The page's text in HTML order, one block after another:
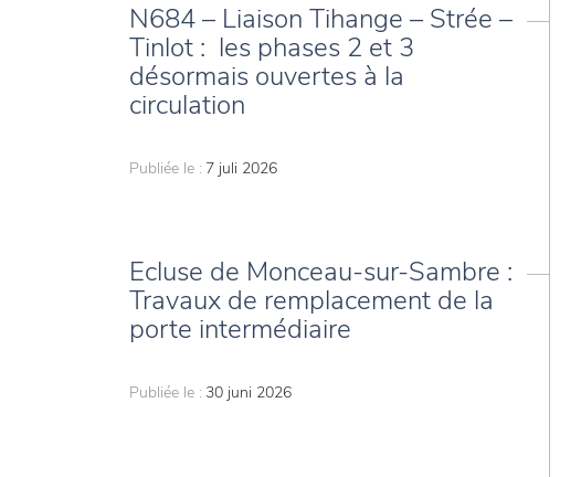
N684 – Liaison Tihange – Strée –
Tinlot : les phases 2 et 3
désormais ouvertes à la
circulation
Publiée le : 7 juli 2026
Ecluse de Monceau-sur-Sambre :
Travaux de remplacement de la
porte intermédiaire
Publiée le : 30 juni 2026